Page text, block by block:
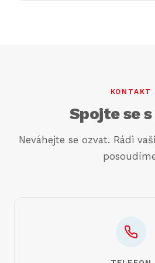
KONTAKT
Spojte se
Neváhejte se ozvat. Rádi